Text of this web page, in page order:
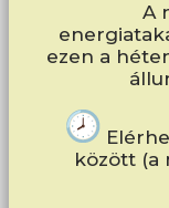
A
ezen a
között (a